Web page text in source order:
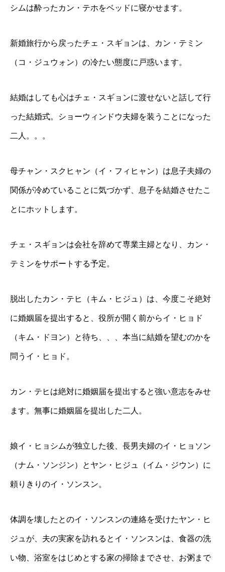
シムは酔ったカン・テホをベッドに寝かせます。
新婚旅行から戻ったチェ・スギョンは、カン・テミン
（コ・ジュウォン）の冷たい態度に戸惑います。
結婚はしても心はチェ・スギョンに渡せないと話して行
った結婚式。ショーウィンドウ夫婦を装うことになった
二人。。。
母チャン・スクヒャン（イ・フィヒャン）は息子夫婦の
関係が冷めていることに気づかず、息子を結婚させたこ
とにホットします。
チェ・スギョンは会社を辞めて専業主婦となり、カン・
テミンをサポートする予定。
脱出したカン・テヒ（キム・ヒジュ）は、今度こそ絶対
に婚姻届を提出すると、役所が開く前からイ・ヒョド
（キム・ドヨン）と待ち、、、本当に結婚を望むのかを
問うイ・ヒョド。
カン・テヒは絶対に婚姻届を提出すると強い意志をみせ
ます。無事に婚姻届を提出した二人。
娘イ・ヒョシムが独立した後、長男夫婦のイ・ヒョソン
（ナム・ソンジン）とヤン・ヒジュ（イム・ジウン）に
頼りきりのイ・ソンスン。
体調を壊したとのイ・ソンスンの連絡を受けたヤン・ヒ
ジュが、夫の実家を訪れるとイ・ソンスンは、食器の洗
い物、浴室をはじめとする家の掃除までさせ、お粥まで